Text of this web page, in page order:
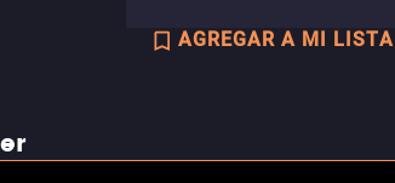
AGREGAR A MI LISTA